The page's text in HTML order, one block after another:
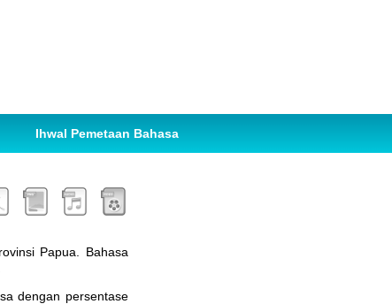
Ihwal Pemetaan Bahasa
Papua. Bahasa
persentase